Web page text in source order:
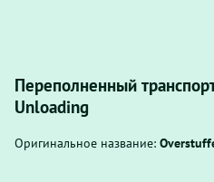
Переполненный
Unloading
Оригинальное название: